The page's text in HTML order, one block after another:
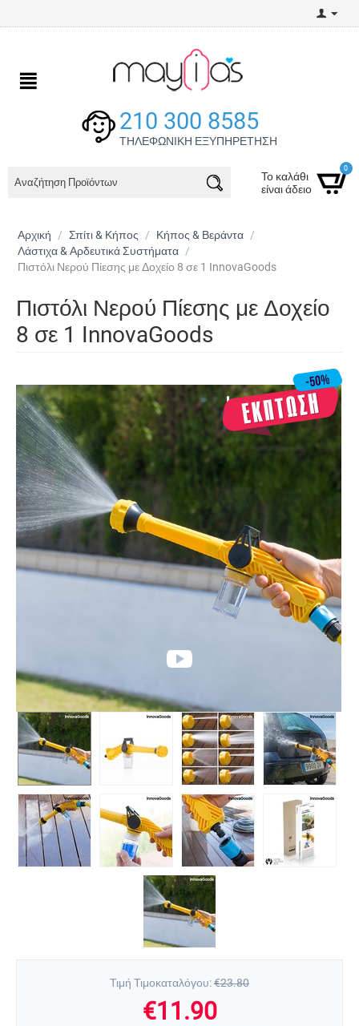
210 300 8585
ΤΗΛΕΦΩΝΙΚΗ ΕΞΥΠΗΡΕΤΗΣΗ
Το καλάθι
είναι άδειο
0
Αρχική / Σπίτι & Κήπος / Κήπος & Βεράντα /
Λάστιχα & Αρδευτικά Συστήματα /
Πιστόλι Νερού Πίεσης με Δοχείο 8 σε 1 InnovaGoods
Πιστόλι Νερού Πίεσης με Δοχείο
8 σε 1 InnovaGoods
Τιμή Τιμοκαταλόγου:€23.80
€11.90